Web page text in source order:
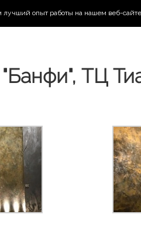
ТЦ
опыт работы на нашем веб-